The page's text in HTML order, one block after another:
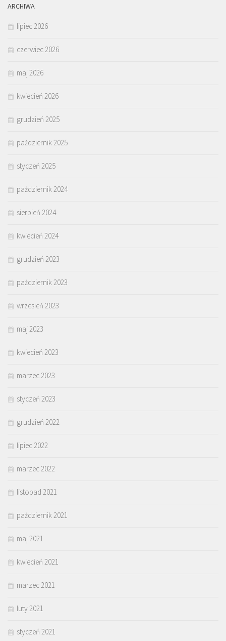
ARCHIWA
lipiec 2026
czerwiec 2026
maj 2026
kwiecień 2026
grudzień 2025
październik 2025
styczeń 2025
październik 2024
sierpień 2024
kwiecień 2024
grudzień 2023
październik 2023
wrzesień 2023
maj 2023
kwiecień 2023
marzec 2023
styczeń 2023
grudzień 2022
lipiec 2022
marzec 2022
listopad 2021
październik 2021
maj 2021
kwiecień 2021
marzec 2021
luty 2021
styczeń 2021